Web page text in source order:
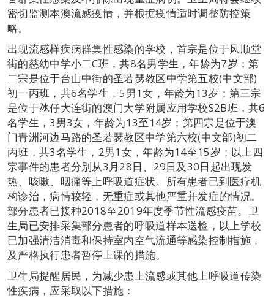
密切监测本澳流感疫情，并根据疫情适时调整防控策
略。
出现流感样疾病群集性感染的学校，首宗是位于风顺堂
街的慈幼中学小二C班，共8名男学生，年龄为7岁；第
二宗是位于台山中街的圣若瑟教区中学第五校(中文部)
初一丙班，共6名学生，5男1女，年龄为13岁；第三宗
是位于氹仔大连街的澳门大学附属应用学校S2B班，共6
名学生，3男3女，年龄为13至14岁；第四宗是位于澳
门青洲河边马路的圣若瑟教区中学第六校(中文部)初二
丙班，共3名学生，2男1女，年龄为14至15岁；以上四
宗事件的患者分别从3月28日、29日及30日起出现发
热、咳嗽、咽痛等上呼吸道症状。所有患者已到医疗机
构诊治，病情较轻，无重症或其他严重并发症的情况。
部分患者已接种2018至2019年度季节性流感疫苗。卫
生局已安排采集部分患者的呼吸道样本送检，以上学校
已加强清洁消毒和保持室内空气流通等感染控制措施，
及严格执行患者暂停上课的措施。
卫生局提醒居民，为减少患上流感或其他上呼吸道传染
性疾病，应采取以下措施：